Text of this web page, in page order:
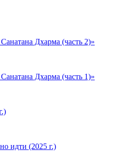
Дхарма (часть 2)»
Дхарма (часть 1)»
идти (2025 г.)